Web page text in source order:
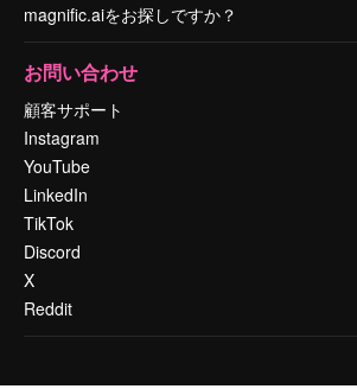
magnific.aiをお探しですか？
お問い合わせ
顧客サポート
Instagram
YouTube
LinkedIn
TikTok
Discord
X
Reddit